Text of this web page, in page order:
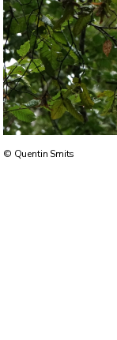
© Quentin Smits